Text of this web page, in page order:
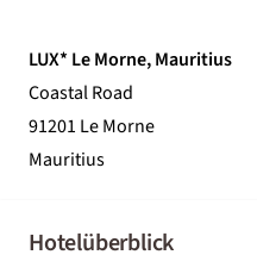
LUX* Le Morne, Mauritius
Coastal Road
91201 Le Morne
Mauritius
Hotelüberblick